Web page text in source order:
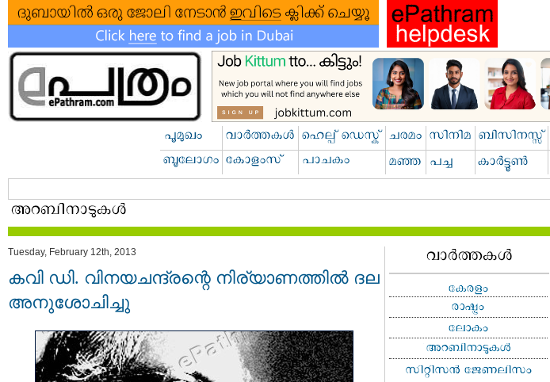
Tuesday, February 12th, 2013
കവി ഡി. വിനയചന്ദ്രന്റെ നിര്യാണത്തില്‍ ദല
അനുശോചിച്ചു